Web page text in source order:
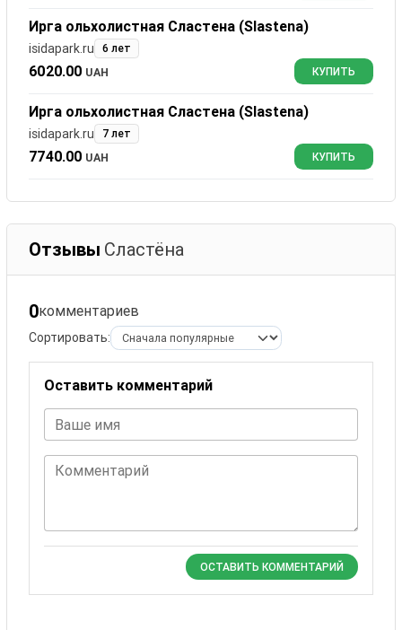
Ирга ольхолистная Сластена (Slastena)
isidapark.ru 6 лет
6020.00 UAH КУПИТЬ
Ирга ольхолистная Сластена (Slastena)
isidapark.ru 7 лет
7740.00 UAH КУПИТЬ
Отзывы Сластёна
0комментариев
Сортировать:
Оставить комментарий
Ваше имя
Комментарий
ОСТАВИТЬ КОММЕНТАРИЙ